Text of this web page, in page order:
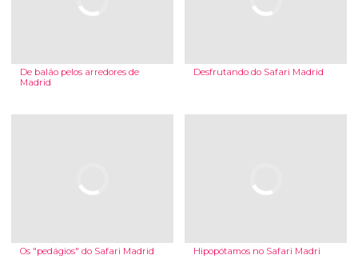
De balão pelos arredores de
Madrid
Desfrutando do Safari Madrid
Os "pedágios" do Safari Madrid Hipopótamos no Safari Madri